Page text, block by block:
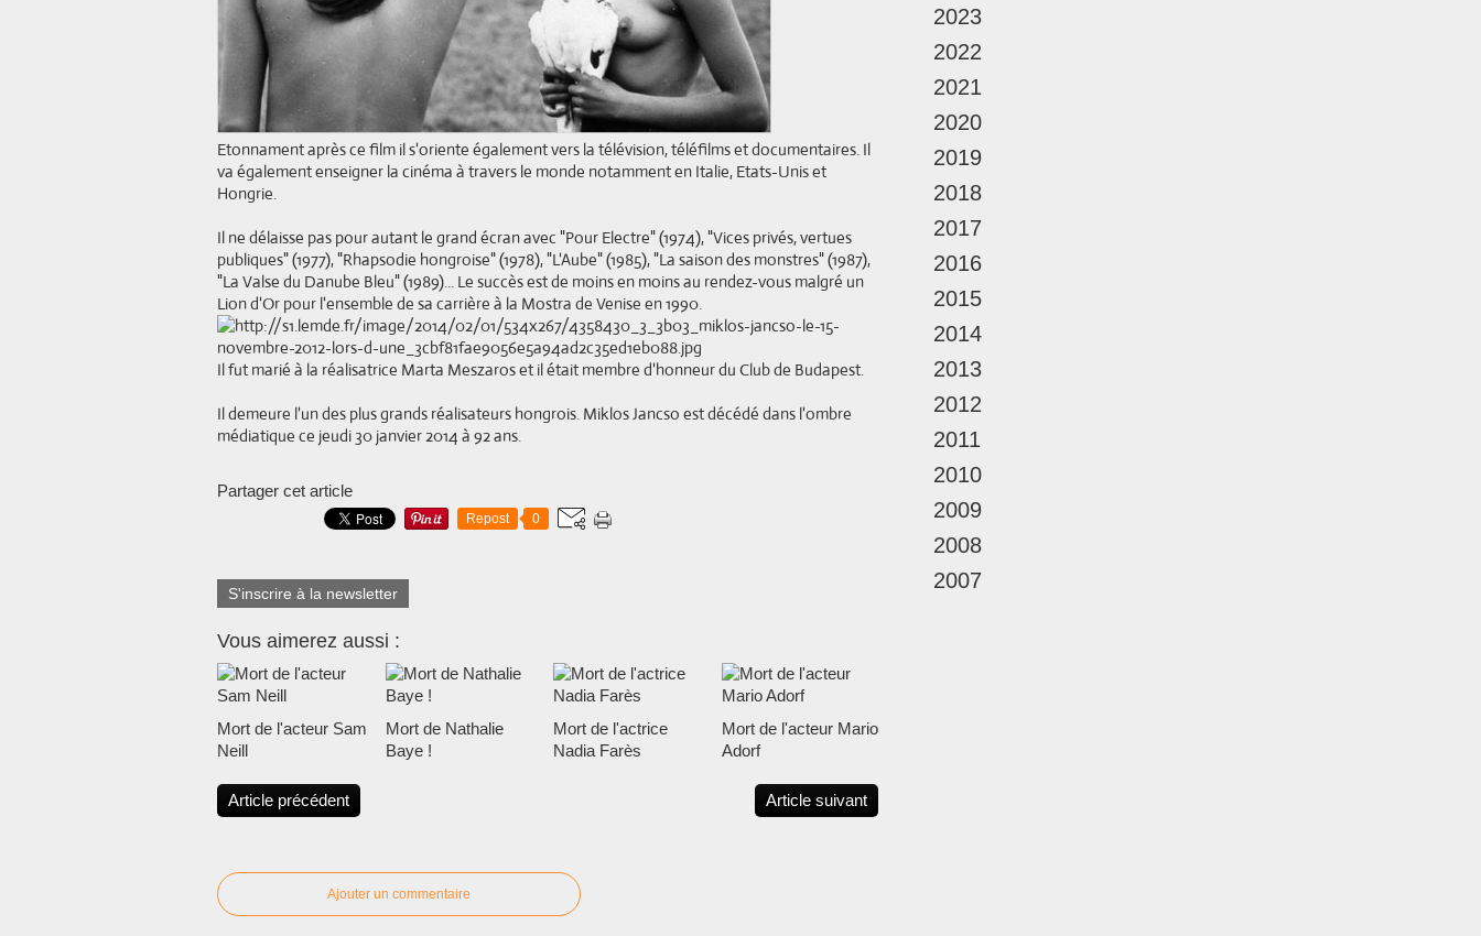
Etonnament après ce film il s'oriente également vers la télévision, téléfilms et documentaires. Il
va également enseigner la cinéma à travers le monde notamment en Italie, Etats-Unis et
Hongrie.
Il ne délaisse pas pour autant le grand écran avec "Pour Electre" (1974), "Vices privés, vertues
publiques" (1977), "Rhapsodie hongroise" (1978), "L'Aube" (1985), "La saison des monstres" (1987),
"La Valse du Danube Bleu" (1989)... Le succès est de moins en moins au rendez-vous malgré un
Lion d'Or pour l'ensemble de sa carrière à la Mostra de Venise en 1990.
Il fut marié à la réalisatrice Marta Meszaros et il était membre d'honneur du Club de Budapest.
Il demeure l'un des plus grands réalisateurs hongrois. Miklos Jancso est décédé dans l'ombre
médiatique ce jeudi 30 janvier 2014 à 92 ans.
Partager cet article
Repost 0
S'inscrire à la newsletter
Vous aimerez aussi :
Mort de l'acteur Sam
Neill
Mort de Nathalie
Baye !
Mort de l'actrice
Nadia Farès
Mort de l'acteur Mario
Adorf
Article précédent Article suivant
Ajouter un commentaire
2023
2022
2021
2020
2019
2018
2017
2016
2015
2014
2013
2012
2011
2010
2009
2008
2007